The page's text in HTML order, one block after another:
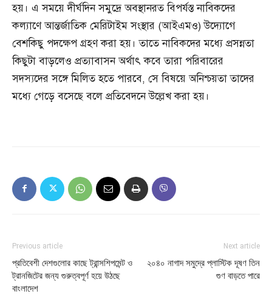
হয়। এ সময়ে দীর্ঘদিন সমুদ্রে অবস্থানরত বিপর্যস্ত নাবিকদের
কল্যাণে আন্তর্জাতিক মেরিটাইম সংস্থার (আইএমও) উদ্যোগে
বেশকিছু পদক্ষেপ গ্রহণ করা হয়। তাতে নাবিকদের মধ্যে প্রসন্নতা
কিছুটা বাড়লেও প্রত্যাবাসন অর্থাৎ কবে তারা পরিবারের
সদস্যদের সঙ্গে মিলিত হতে পারবে, সে বিষয়ে অনিশ্চয়তা তাদের
মধ্যে গেড়ে বসেছে বলে প্রতিবেদনে উল্লেখ করা হয়।
Previous article
প্রতিবেশী দেশগুলোর কাছে ট্রান্সশিপমেন্ট ও
ট্রানজিটের জন্য গুরুত্বপূর্ণ হয়ে উঠছে
বাংলাদেশ
Next article
২০৪০ নাগাদ সমুদ্রে প্লাস্টিক দূষণ তিন
গুণ বাড়তে পারে